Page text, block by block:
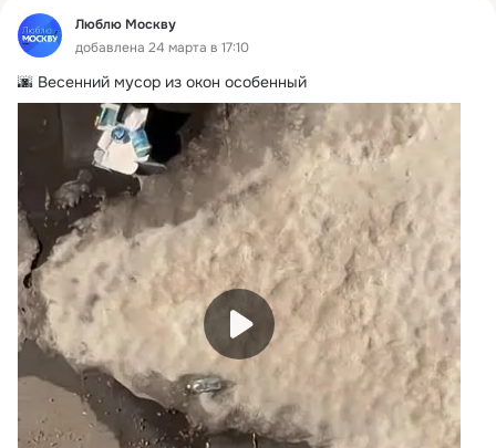
Люблю Москву
добавлена 24 марта в 17:10
🌆 Весенний мусор из окон особенный